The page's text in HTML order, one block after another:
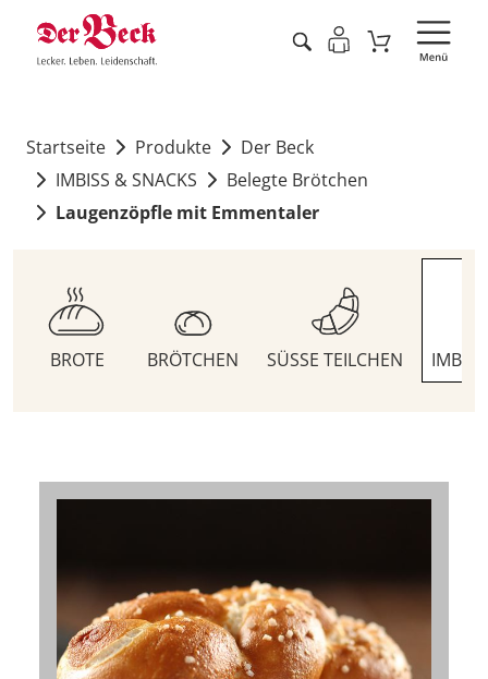
Startseite Produkte
Der Beck
IMBISS & SNACKS
Belegte Brötchen
Laugenzöpfle mit Emmentaler
BROTE BRÖTCHEN SÜSSE TEILCHEN